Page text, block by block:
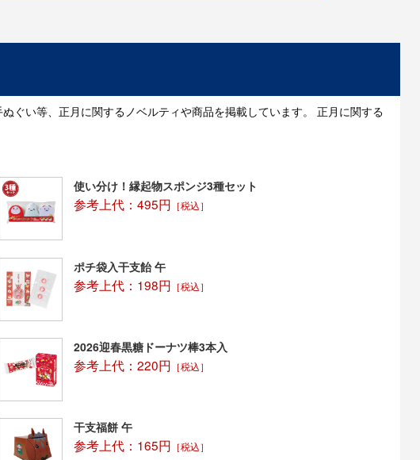
ぐい等、正月に関するノベルティや商品を掲載しています。 正月に関する
使い分け！縁起物スポンジ3種セット
参考上代：495円 ［税込］
ポチ袋入干支飴 午
参考上代：198円 ［税込］
2026迎春黒糖ドーナツ棒3本入
参考上代：220円 ［税込］
干支福餅 午
参考上代：165円 ［税込］